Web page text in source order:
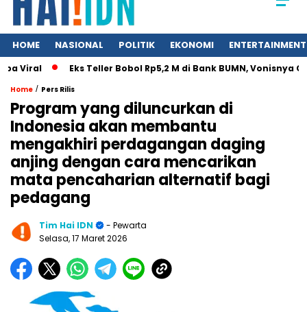
HOME NASIONAL POLITIK EKONOMI ENTERTAINMENT
Eks Teller Bobol Rp5,2 M di Bank BUMN, Vonisnya
Home / Pers Rilis
Program yang diluncurkan di
Indonesia akan membantu
mengakhiri perdagangan daging
anjing dengan cara mencarikan
mata pencaharian alternatif bagi
pedagang
Tim Hai IDN
- Pewarta
Selasa, 17 Maret 2026